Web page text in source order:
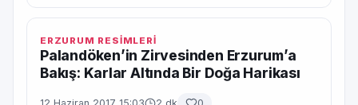
ERZURUM RESİMLERİ
Palandöken’in Zirvesinden Erzurum’a
Bakış: Karlar Altında Bir Doğa Harikası